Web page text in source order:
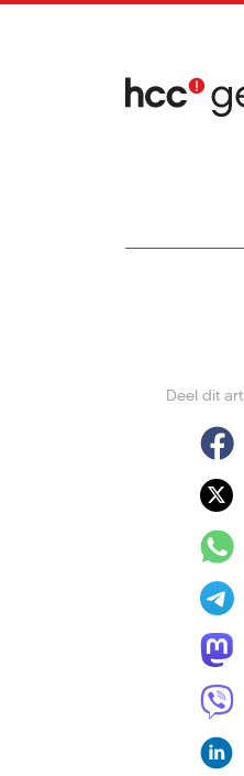
inhoud
Deel dit